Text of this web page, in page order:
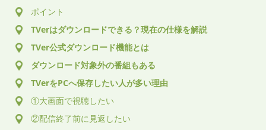
ポイント
TVerはダウンロードできる？現在の仕様を解説
TVer公式ダウンロード機能とは
ダウンロード対象外の番組もある
TVerをPCへ保存したい人が多い理由
①大画面で視聴したい
②配信終了前に見返したい